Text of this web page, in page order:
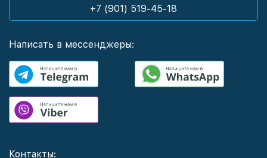
+7 (901) 519-45-18
Написать в мессенджеры:
Контакты: